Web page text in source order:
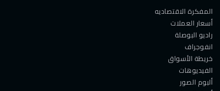
المفكرة الاقتصاديه
أسعار العملات
راديو البوصلة
انفوجراف
خريطة الأسواق
الفيديوهات
ألبوم الصور